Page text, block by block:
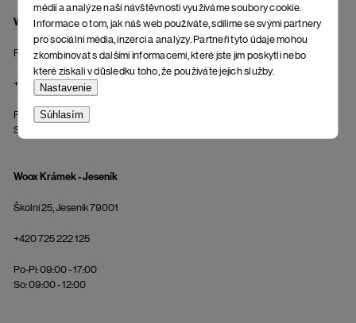
médií a analýze naší návštěvnosti využíváme soubory cookie.
Informace o tom, jak náš web používáte, sdílíme se svými partnery
pro sociální média, inzerci a analýzy. Partneři tyto údaje mohou
zkombinovat s dalšími informacemi, které jste jim poskytli nebo
které získali v důsledku toho, že používáte jejich služby.
Nastavenie
Súhlasím
Wooxusní Šatňa - Praha
Rašínovo nábřeží 385/54, Praha
+420 775 855 578
Po-Pi: 10:00 - 19:00
So: 10:00 - 18:00
Woox Krámek - Jeseník
Školní 25, Jeseník 79001
+420 725 222 125
Po-Pi: 09:00 - 17:00
So: 09:00 - 12:00